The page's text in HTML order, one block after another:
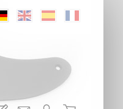
DeutschEnglischSpanisch